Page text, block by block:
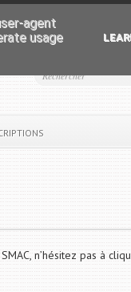
n’hésitez pas à
agent
usage